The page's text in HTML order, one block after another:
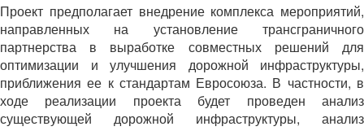
Проект предполагает внедрение комплекса мероприятий,
направленных на установление трансграничного
партнерства в выработке совместных решений для
оптимизации и улучшения дорожной инфраструктуры,
приближения ее к стандартам Евросоюза. В частности, в
ходе реализации проекта будет проведен анализ
существующей дорожной инфраструктуры, анализ